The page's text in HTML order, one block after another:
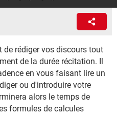
de rédiger vos discours tout
de la durée récitation. Il
en vous faisant lire un
ou d'introduire votre
alors le temps de
formules de calcules